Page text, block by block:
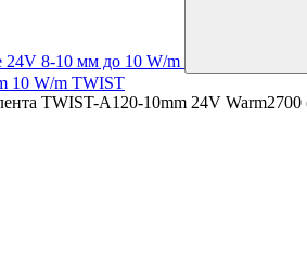
24V 8-10 мм до 10 W/m
10 W/m TWIST
TWIST-A120-10mm 24V